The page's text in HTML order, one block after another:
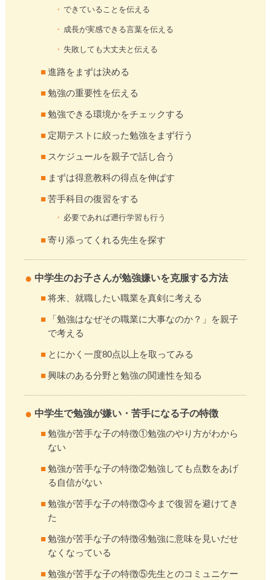
できていることを伝える
成長が実感できる言葉を伝える
失敗しても大丈夫と伝える
進路をまずは決める
勉強の重要性を伝える
勉強できる環境かをチェックする
定期テストに絞った勉強をまず行う
スケジュールを親子で話し合う
まずは得意教科の得点を伸ばす
苦手科目の復習をする
必要であれば遡行学習も行う
寄り添ってくれる先生を探す
中学生のお子さんが勉強嫌いを克服する方法
将来、就職したい職業を真剣に考える
「勉強はなぜその職業に大事なのか？」を親子
で考える
とにかく一度80点以上を取ってみる
興味のある分野と勉強の関連性を知る
中学生で勉強が嫌い・苦手になる子の特徴
勉強が苦手な子の特徴①勉強のやり方がわから
ない
勉強が苦手な子の特徴②勉強しても点数をあげ
る自信がない
勉強が苦手な子の特徴③今まで復習を避けてき
た
勉強が苦手な子の特徴④勉強に意味を見いだせ
なくなっている
勉強が苦手な子の特徴⑤先生とのコミュニケー